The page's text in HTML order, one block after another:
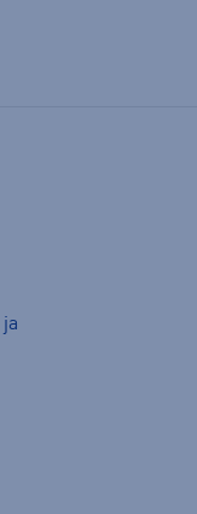
ja